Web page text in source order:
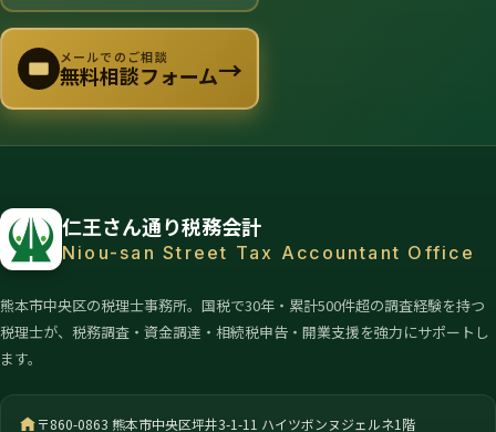
メールでのご相談
無料相談フォーム→
仁王さん通り税務会計
Niou-san Street Tax Accountant Office
熊本市中央区の税理士事務所。国税で30年・累計500件超の調査経験を持つ
税理士が、税務調査・資金調達・相続税申告・開業支援を強力にサポートし
ます。
〒860-0863 熊本市中央区坪井3-1-11 ハイツボンヌジェルネ1階